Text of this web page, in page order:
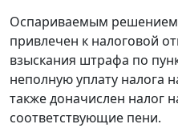
Оспариваемым решением
привлечен к налоговой
взыскания штрафа по
неполную уплату налога
также доначислен налог
соответствующие пени.